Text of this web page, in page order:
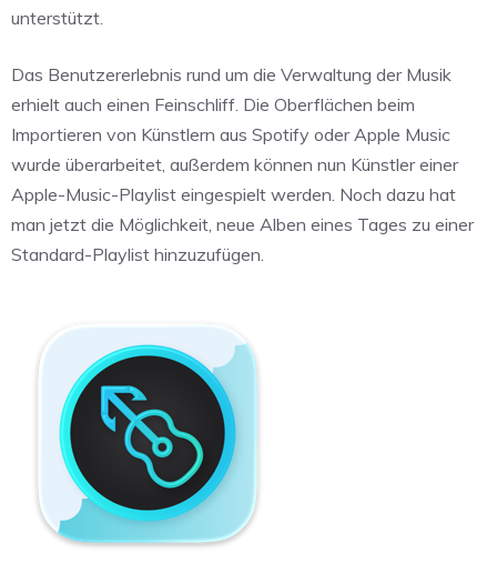
unterstützt.
Das Benutzererlebnis rund um die Verwaltung der Musik
erhielt auch einen Feinschliff. Die Oberflächen beim
Importieren von Künstlern aus Spotify oder Apple Music
wurde überarbeitet, außerdem können nun Künstler einer
Apple-Music-Playlist eingespielt werden. Noch dazu hat
man jetzt die Möglichkeit, neue Alben eines Tages zu einer
Standard-Playlist hinzuzufügen.